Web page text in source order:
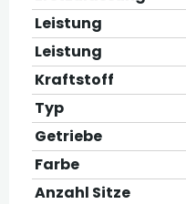
Leistung
Leistung
Kraftstoff
Typ
Getriebe
Farbe
Anzahl Sitze